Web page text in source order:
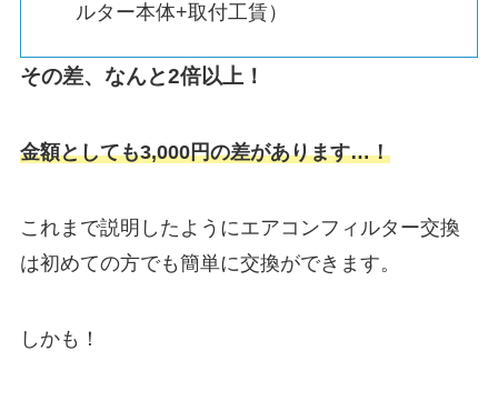
ルター本体+取付工賃）
その差、なんと2倍以上！
金額としても3,000円の差があります…！
これまで説明したようにエアコンフィルター交換
は初めての方でも簡単に交換ができます。
しかも！